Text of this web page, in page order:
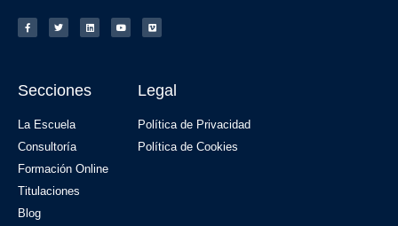
Secciones
La Escuela
Consultoría
Formación Online
Titulaciones
Blog
Legal
Política de Privacidad
Política de Cookies